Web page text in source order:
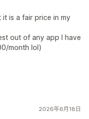
is a fair price in my
out of any app I have
month lol)
2026年6月18日